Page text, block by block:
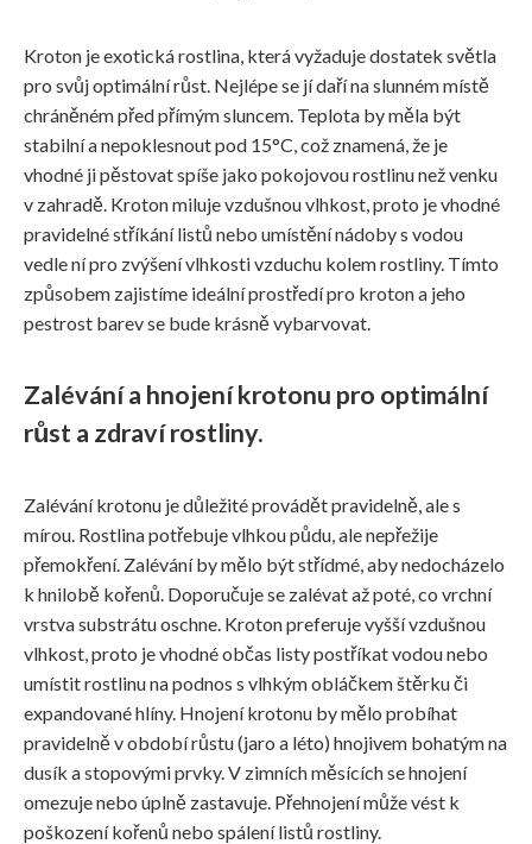
Kroton je exotická rostlina, která vyžaduje dostatek světla
pro svůj optimální růst. Nejlépe se jí daří na slunném místě
chráněném před přímým sluncem. Teplota by měla být
stabilní a nepoklesnout pod 15°C, což znamená, že je
vhodné ji pěstovat spíše jako pokojovou rostlinu než venku
v zahradě. Kroton miluje vzdušnou vlhkost, proto je vhodné
pravidelné stříkání listů nebo umístění nádoby s vodou
vedle ní pro zvýšení vlhkosti vzduchu kolem rostliny. Tímto
způsobem zajistíme ideální prostředí pro kroton a jeho
pestrost barev se bude krásně vybarvovat.
Zalévání a hnojení krotonu pro optimální
růst a zdraví rostliny.
Zalévání krotonu je důležité provádět pravidelně, ale s
mírou. Rostlina potřebuje vlhkou půdu, ale nepřežije
přemokření. Zalévání by mělo být střídmé, aby nedocházelo
k hnilobě kořenů. Doporučuje se zalévat až poté, co vrchní
vrstva substrátu oschne. Kroton preferuje vyšší vzdušnou
vlhkost, proto je vhodné občas listy postříkat vodou nebo
umístit rostlinu na podnos s vlhkým obláčkem štěrku či
expandované hlíny. Hnojení krotonu by mělo probíhat
pravidelně v období růstu (jaro a léto) hnojivem bohatým na
dusík a stopovými prvky. V zimních měsících se hnojení
omezuje nebo úplně zastavuje. Přehnojení může vést k
poškození kořenů nebo spálení listů rostliny.